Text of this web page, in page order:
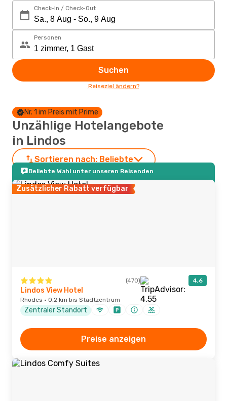
Check-In / Check-Out
Personen
Suchen
Reiseziel ändern?
Nr. 1 im Preis mit Prime
Unzählige Hotelangebote
in Lindos
Sortieren nach: Beliebte
Beliebte Wahl unter unseren Reisenden
Zusätzlicher Rabatt verfügbar
(470) 4,6
Lindos View Hotel
Rhodes · 0,2 km bis Stadtzentrum
Zentraler Standort
Preise anzeigen